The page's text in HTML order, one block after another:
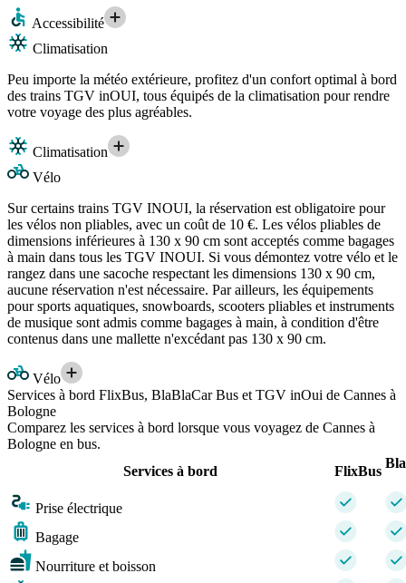
Accessibilité
Climatisation
Peu importe la météo extérieure, profitez d'un confort optimal à bord
des trains TGV inOUI, tous équipés de la climatisation pour rendre
votre voyage des plus agréables.
Climatisation
Vélo
Sur certains trains TGV INOUI, la réservation est obligatoire pour
les vélos non pliables, avec un coût de 10 €. Les vélos pliables de
dimensions inférieures à 130 x 90 cm sont acceptés comme bagages
à main dans tous les TGV INOUI. Si vous démontez votre vélo et le
rangez dans une sacoche respectant les dimensions 130 x 90 cm,
aucune réservation n'est nécessaire. Par ailleurs, les équipements
pour sports aquatiques, snowboards, scooters pliables et instruments
de musique sont admis comme bagages à main, à condition d'être
contenus dans une mallette n'excédant pas 130 x 90 cm.
Vélo
Services à bord FlixBus, BlaBlaCar Bus et TGV inOui de Cannes à
Bologne
Comparez les services à bord lorsque vous voyagez de Cannes à
Bologne en bus.
Services à bord
FlixBus
Prise électrique
Bagage
Nourriture et boisson